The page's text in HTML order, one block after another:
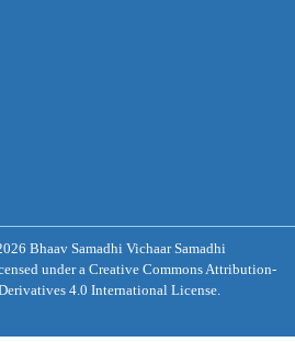
Bhaav Samadhi Vichaar Samadhi
under a Creative Commons Attribution-
4.0 International License.